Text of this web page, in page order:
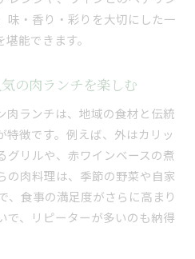
味・香り・彩りを大切にした一
能できます。
の肉ランチを楽しむ
肉ランチは、地域の食材と伝統
特徴です。例えば、外はカリッ
グリルや、赤ワインベースの煮
の肉料理は、季節の野菜や自家
、食事の満足度がさらに高まり
で、リピーターが多いのも納得